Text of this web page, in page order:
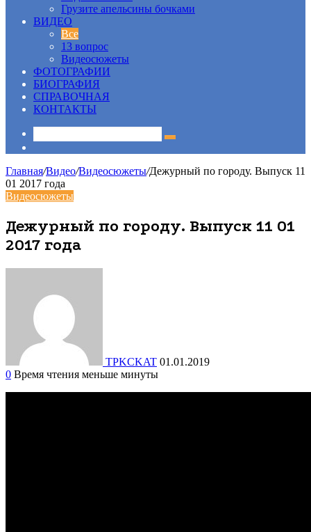
Грузите апельсины бочками
ВИДЕО
Все
13 вопрос
Видеосюжеты
ФОТОГРАФИИ
БИОГРАФИЯ
СПРАВОЧНАЯ
КОНТАКТЫ
Главная/Видео/Видеосюжеты/Дежурный по городу. Выпуск 11
01 2017 года
Видеосюжеты
Дежурный по городу. Выпуск 11 01
2017 года
TPKCKAT 01.01.2019
0 Время чтения меньше минуты